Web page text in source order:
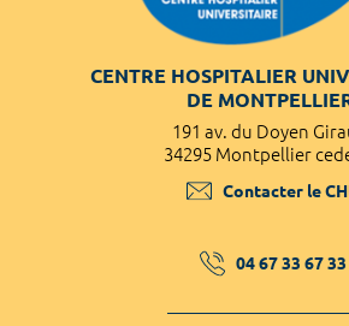
CENTRE HOSPITALIER
DE
191 av. du Doyen
34295 Montpellier
Contacter le
04 67 33 67 33